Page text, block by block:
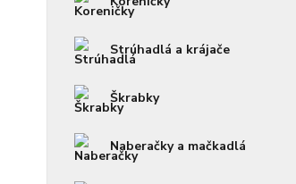
Strúhadlá a krájače
Škrabky
Naberačky a mačkadlá